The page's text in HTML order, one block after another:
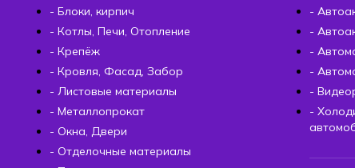
- Блоки, кирпич
- Котлы, Печи, Отопление
- Крепёж
- Кровля, Фасад, Забор
- Листовые материалы
- Металлопрокат
- Окна, Двери
- Отделочные материалы
-
-
-
-
-
-